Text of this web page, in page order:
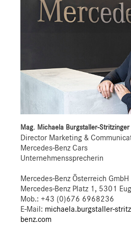
Mag. Michaela Burgstaller-Stritzinger
Director Marketing &
Mercedes-Benz Cars
Unternehmenssprecherin
Mercedes-Benz Österreich GmbH
Mercedes-Benz Platz 1, 5301
Mob.: +43 (0)676 6968236
E-Mail: michaela.burgstaller-
benz.com